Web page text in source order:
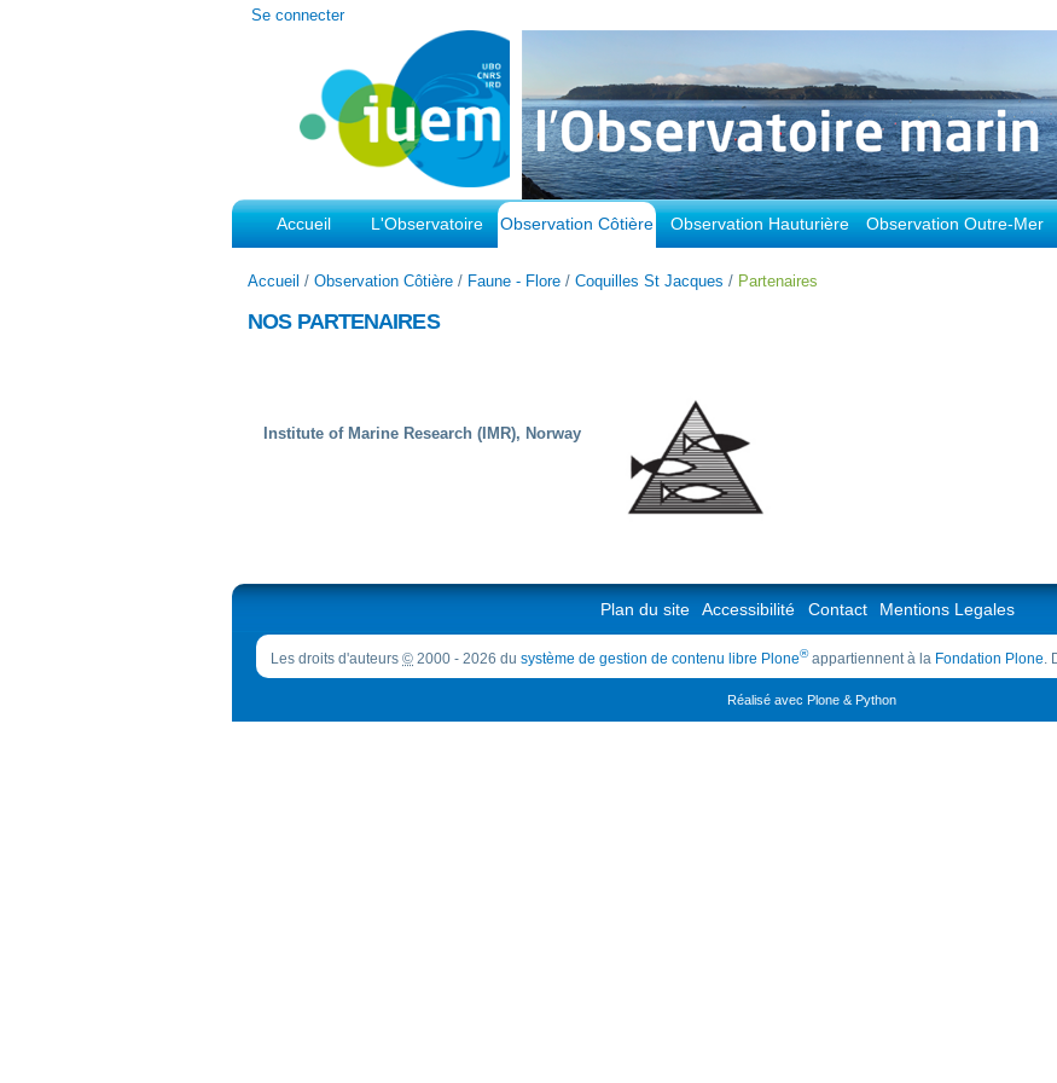
Outils
Se connecter
Accueil L'Observatoire Observation Côtière Observation Hauturière Observation Outre-Mer
Accueil /Observation Côtière / Faune - Flore /Coquilles St Jacques / Partenaires
NOS PARTENAIRES
Institute of Marine Research (IMR), Norway
Plan du site Accessibilité Contact Mentions Legales
Les droits d'auteurs © 2000 - 2026 du système de gestion de contenu libre Plone®appartiennent à la Fondation Plone.
Réalisé avec Plone & Python